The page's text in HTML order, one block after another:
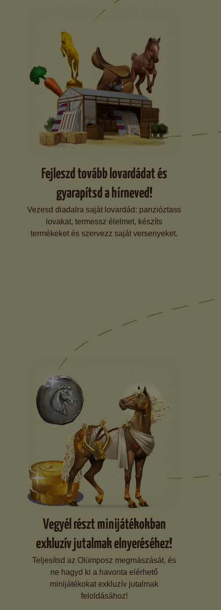
Fejleszd tovább lovardádat és
gyarapítsd a hírneved!
Vezesd diadalra saját lovardád: panzióztass
lovakat, termessz élelmet, készíts
termékeket és szervezz saját versenyeket.
Vegyél részt minijátékokban
exkluzív jutalmak elnyeréséhez!
Teljesítsd az Olümposz megmászását, és
ne hagyd ki a havonta elérhető
minijátékokat exkluzív jutalmak
feloldásához!